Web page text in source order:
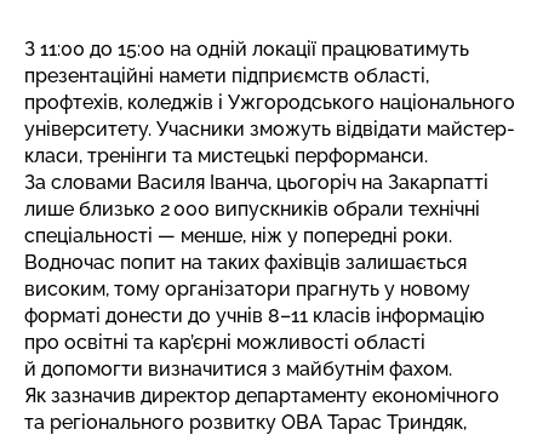
З 11:00 до 15:00 на одній локації працюватимуть
презентаційні намети підприємств області,
профтехів, коледжів і Ужгородського національного
університету. Учасники зможуть відвідати майстер-
класи, тренінги та мистецькі перформанси.
За словами Василя Іванча, цьогоріч на Закарпатті
лише близько 2 000 випускників обрали технічні
спеціальності — менше, ніж у попередні роки.
Водночас попит на таких фахівців залишається
високим, тому організатори прагнуть у новому
форматі донести до учнів 8–11 класів інформацію
про освітні та кар’єрні можливості області
й допомогти визначитися з майбутнім фахом.
Як зазначив директор департаменту економічного
та регіонального розвитку ОВА Тарас Триндяк,